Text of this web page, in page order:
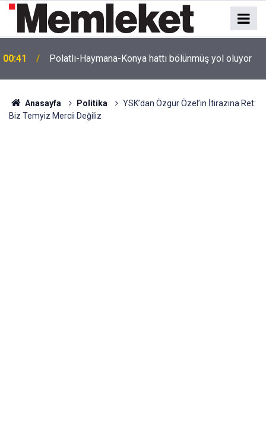
00:41 Polatlı-Haymana-Konya hattı bölünmüş yol oluyor
Anasayfa Politika
YSK’dan Özgür Özel’in İtirazına Ret:
Biz Temyiz Mercii Değiliz